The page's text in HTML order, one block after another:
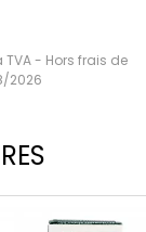
- Hors frais de
2026